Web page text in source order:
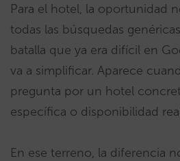
Para el hotel, la oportunidad
todas las búsquedas
batalla que ya era difícil en
va a simplificar. Aparece
pregunta por un hotel
específica o disponibilidad
En ese terreno, la diferencia